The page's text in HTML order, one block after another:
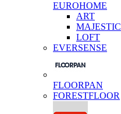
EUROHOME
ART
MAJESTIC
LOFT
EVERSENSE
FLOORPAN
FORESTFLOOR